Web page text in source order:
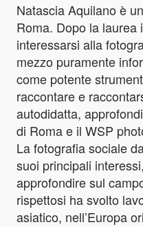
Natascia Aquilano è
Roma. Dopo la
interessarsi alla
mezzo puramente
come potente
raccontare e
autodidatta,
di Roma e il WSP
La fotografia sociale
suoi principali
approfondire sul
rispettosi ha svolto
asiatico, nell’Europa